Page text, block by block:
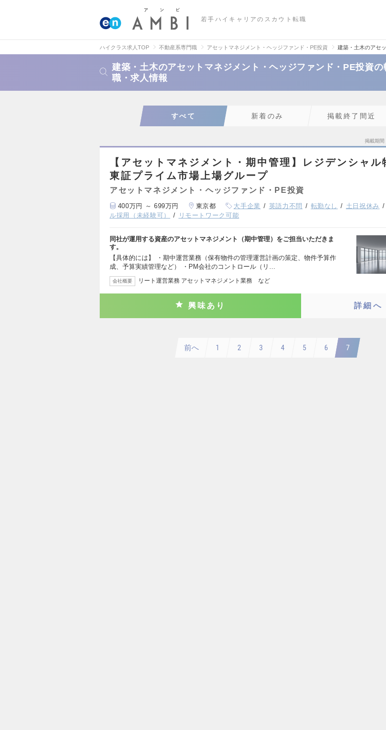
若手ハイキャリアのスカウト転職
ハイクラス求人TOP 不動産系専門職 アセットマネジメント・ヘッジファンド・PE投資 建築・土木のアセ
建築・土木のアセットマネジメント・ヘッジファンド・PE投資の
職・求人情報
すべて 新着のみ 掲載終了間近
掲載期間
【アセットマネジメント・期中管理】レジデンシャル
東証プライム市場上場グループ
アセットマネジメント・ヘッジファンド・PE投資
400万円 ～ 699万円 東京都 大手企業 英語力不問 転勤なし 土日祝休み
ル採用（未経験可）
リモートワーク可能
同社が運用する資産のアセットマネジメント（期中管理）をご担当いただきま
す。
【具体的には】 ・期中運営業務（保有物件の管理運営計画の策定、物件予算作
成、予算実績管理など） ・PM会社のコントロール（リ…
会社概要 リート運営業務 アセットマネジメント業務 など
興味あり 詳細へ
前へ 1 2 3 4 5 6 7